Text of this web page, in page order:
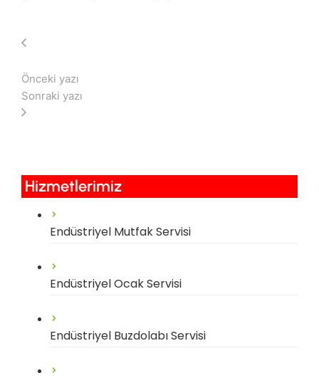
Önceki yazı
Sonraki yazı
Hizmetlerimiz​
Endüstriyel Mutfak Servisi
Endüstriyel Ocak Servisi
Endüstriyel Buzdolabı Servisi